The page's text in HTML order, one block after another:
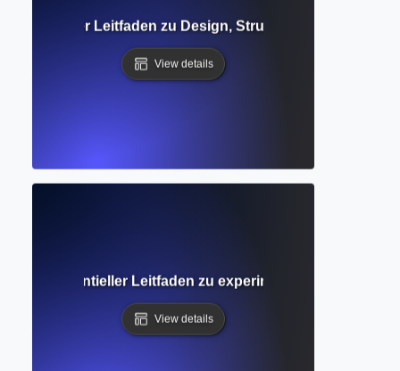
Leitfaden zu Design, Struktur und
View details
Essentieller Leitfaden zu experimenteller
View details